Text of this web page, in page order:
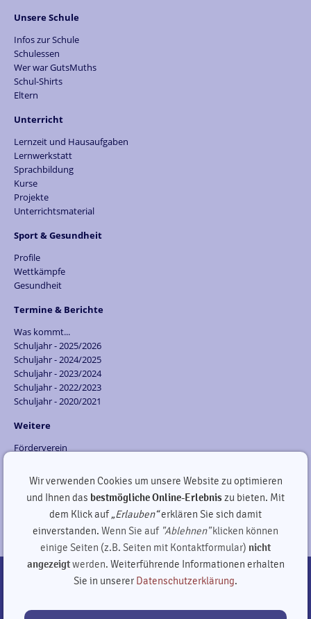
Unsere Schule
Infos zur Schule
Schulessen
Wer war GutsMuths
Schul-Shirts
Eltern
Unterricht
Lernzeit und Hausaufgaben
Lernwerkstatt
Sprachbildung
Kurse
Projekte
Unterrichtsmaterial
Sport & Gesundheit
Profile
Wettkämpfe
Gesundheit
Termine & Berichte
Was kommt...
Schuljahr - 2025/2026
Schuljahr - 2024/2025
Schuljahr - 2023/2024
Schuljahr - 2022/2023
Schuljahr - 2020/2021
Weitere
Förderverein
copyright by GutsMuths-Grundschule 2013-2026
030 2408386
GutsMuths-Grundschule Berlin Mitte |
Singerstraße 8, 10179 Berlin
Wir verwenden Cookies um unsere Website zu optimieren
und Ihnen das bestmögliche Online-Erlebniszu bieten. Mit
dem Klick auf„Erlauben“erklären Sie sich damit
einverstanden. Wenn Sie auf "Ablehnen"klicken können
einige Seiten (z.B. Seiten mit Kontaktformular) nicht
angezeigtwerden. Weiterführende Informationen erhalten
Sie in unserer Datenschutzerklärung.